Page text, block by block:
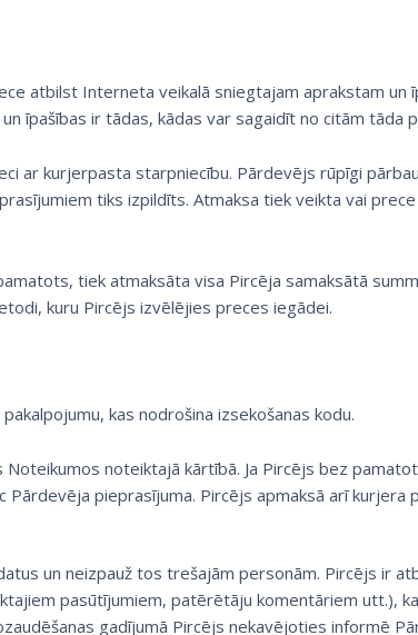
atbilst Interneta veikalā sniegtajam aprakstam un
īpašības ir tādas, kādas var sagaidīt no citām tāda
ar kurjerpasta starpniecību. Pārdevējs rūpīgi
tiks izpildīts. Atmaksa tiek veikta vai
tiek atmaksāta visa Pircēja samaksātā
kuru Pircējs izvēlējies preces iegādei.
kas nodrošina izsekošanas kodu.
noteiktajā kārtībā. Ja Pircējs bez
pieprasījuma. Pircējs apmaksā arī
un neizpauž tos trešajām personām. Pircējs ir
pasūtījumiem, patērētāju komentāriem utt.),
gadījumā Pircējs nekavējoties informē